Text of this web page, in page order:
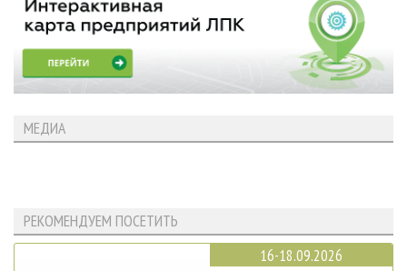
МЕДИА
РЕКОМЕНДУЕМ ПОСЕТИТЬ
16-18.09.2026